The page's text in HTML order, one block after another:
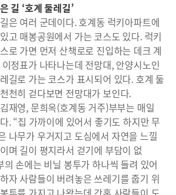
길 ‘호계 둘레길’
은 여러 군데이다. 호계동 럭키아파트에
고 매봉공원에서 가는 코스도 있다. 럭키
로 가면 먼저 산책로로 진입하는 데크 계
정표가 나타나는데 전망대, 안양시노인
길로 가는 코스가 표시되어 있다. 호계 둘
천히 걷다보면 전망대가 보인다.
재영, 문희옥(호계동 거주)부부는 매일
. “집 가까이에 있어서 좋기도 하지만 무
나무가 우거지고 도심에서 자연을 느낄
며 길이 평지라서 걷기에 부담이 없
의 손에는 비닐 봉투가 하나씩 들려 있어
자 사람들이 버려놓은 쓰레기를 줍기 위